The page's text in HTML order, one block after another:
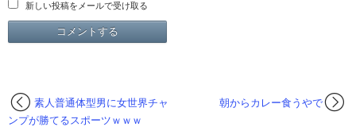
新しい投稿をメールで受け取る
朝からカレー食うやで
素人普通体型男に女世界チャ
ンプが勝てるスポーツｗｗｗ